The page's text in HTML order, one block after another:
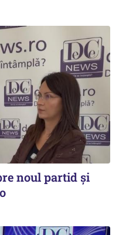
noul partid și